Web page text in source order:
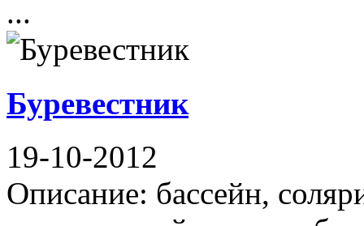
...
Буревестник
19-10-2012
Описание: бассейн,